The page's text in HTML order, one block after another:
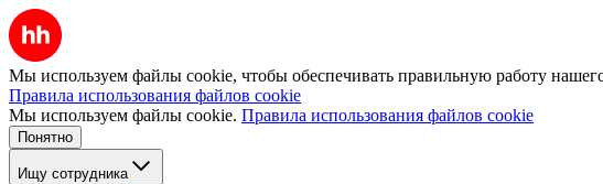
Мы используем файлы cookie, чтобы обеспечивать правильную работу
Правила использования файлов cookie
Мы используем файлы cookie. Правила использования файлов cookie
Понятно
Ищу сотрудника